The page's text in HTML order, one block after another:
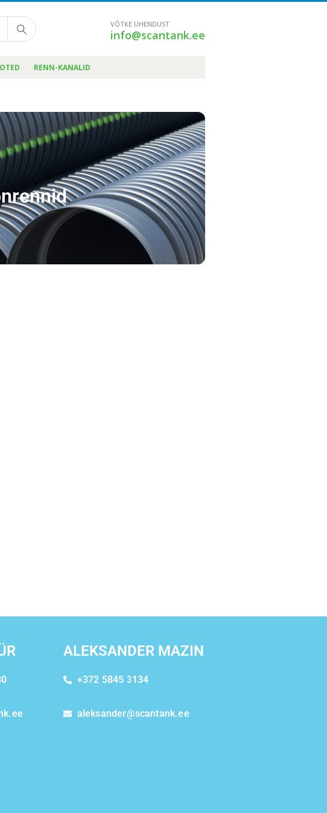
VÕTKE ÜHENDUST
info@scantank.ee
RENN-KANALID
ALEKSANDER MAZIN
+372 5845 3134
aleksander@scantank.ee